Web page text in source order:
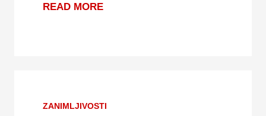
READ MORE
ZANIMLJIVOSTI